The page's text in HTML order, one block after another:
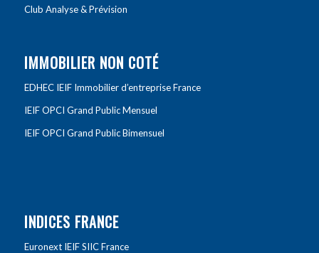
Club Analyse & Prévision
IMMOBILIER NON COTÉ
EDHEC IEIF Immobilier d’entreprise France
IEIF OPCI Grand Public Mensuel
IEIF OPCI Grand Public Bimensuel
INDICES FRANCE
Euronext IEIF SIIC France